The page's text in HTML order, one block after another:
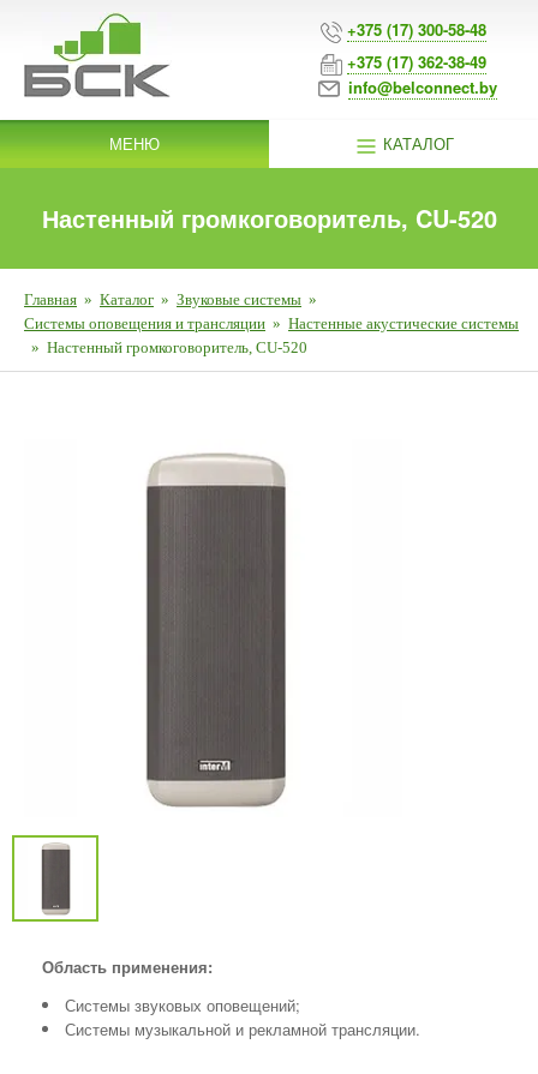
+375 (17) 300-58-48
+375 (17) 362-38-49
info@belconnect.by
МЕНЮ КАТАЛОГ
Настенный громкоговоритель, CU-520
Главная » Каталог » Звуковые системы »
Системы оповещения и трансляции » Настенные акустические системы
» Настенный громкоговоритель, CU-520
Область применения:
Системы звуковых оповещений;
Системы музыкальной и рекламной трансляции.